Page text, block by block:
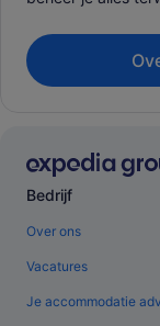
Bedrijf
Over ons
Vacatures
Je accommodatie